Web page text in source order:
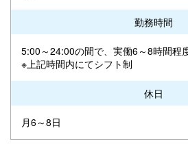
勤務時間
5:00～24:00の間で、実働6～8時間程
※上記時間内にてシフト制
休日
月6～8日